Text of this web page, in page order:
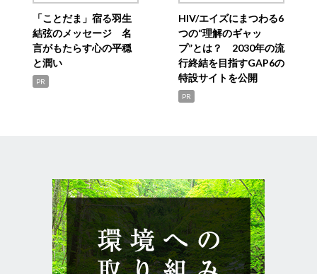
「ことだま」宿る羽生
結弦のメッセージ 名
言がもたらす心の平穏
と潤い
PR
HIV/エイズにまつわる6
つの“理解のギャッ
プ”とは？ 2030年の流
行終結を目指すGAP6の
特設サイトを公開
PR